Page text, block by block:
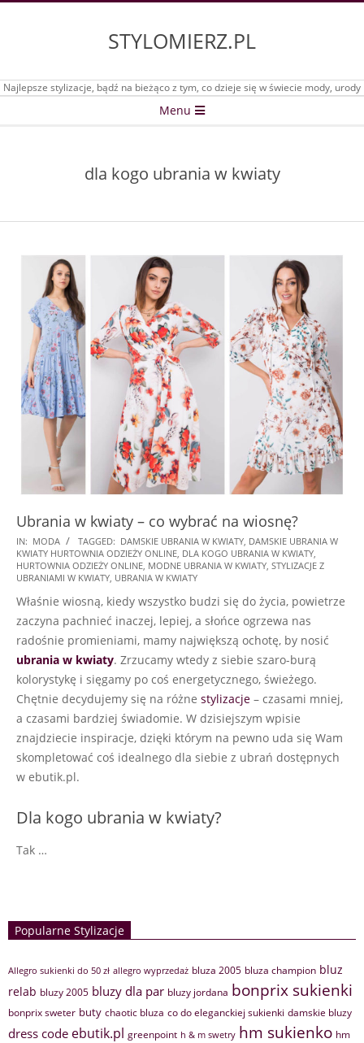
STYLOMIERZ.PL
Najlepsze stylizacje, bądź na bieżąco z tym, co dzieje się w świecie mody, urody
Menu
dla kogo ubrania w kwiaty
Ubrania w kwiaty – co wybrać na wiosnę?
2021-
05-
29
IN: MODA TAGGED: DAMSKIE UBRANIA W KWIATY DAMSKIE UBRANIA W
KWIATY HURTOWNIA ODZIEŻY ONLINE DLA KOGO UBRANIA W KWIATY
HURTOWNIA ODZIEŻY ONLINE MODNE UBRANIA W KWIATY STYLIZACJE Z
UBRANIAMI W KWIATY UBRANIA W KWIATY
Właśnie wiosną, kiedy wszystko budzi się do życia, powietrze
zaczyna pachnieć inaczej, lepiej, a słońce ogrzewa nas
radośnie promieniami, mamy największą ochotę, by nosić
ubrania w kwiaty. Zrzucamy wtedy z siebie szaro-burą
kolorystykę i sięgamy po coś energetycznego, świeżego.
Chętnie decydujemy się na różne stylizacje – czasami mniej,
a czasami bardziej świadomie. W dzisiejszym wpisie
znajdziecie inspiracje, dzięki którym na pewno uda się Wam
skompletować coś idealnego dla siebie z ubrań dostępnych
w ebutik.pl.
Dla kogo ubrania w kwiaty?
Tak …
Popularne Stylizacje
Allegro sukienki do 50 zł allegro wyprzedaż bluza 2005 bluza champion bluz
relab bluzy 2005 bluzy dla par bluzy jordana bonprix sukienki
bonprix sweter buty chaotic bluza co do eleganckiej sukienki damskie bluzy
dress code ebutik.pl greenpoint h & m swetry hm sukienko hm